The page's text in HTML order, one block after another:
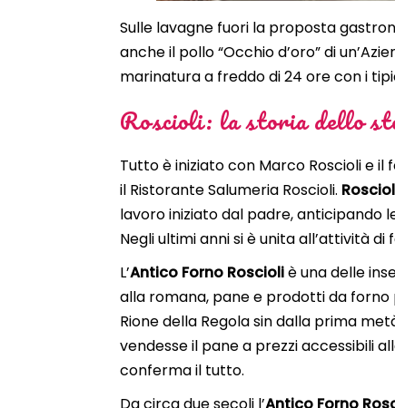
Sulle lavagne fuori la proposta
anche il pollo “Occhio d’oro” di
marinatura a freddo di 24 ore con i
Roscioli: la storia dello
Tutto è iniziato con Marco Roscioli e il
il Ristorante Salumeria Roscioli.
lavoro iniziato dal padre, anticipando
Negli ultimi anni si è unita all’attività
L’Antico Forno Roscioliè una delle
alla romana, pane e prodotti da
Rione della Regola sin dalla prima
vendesse il pane a prezzi accessibili
conferma il tutto.